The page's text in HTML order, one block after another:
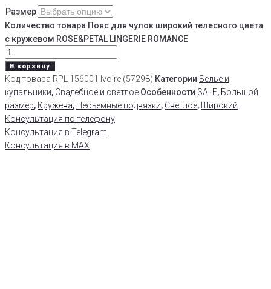
Размер
Количество товара Пояс для чулок широкий телесного цвета
с кружевом ROSE&PETAL LINGERIE ROMANCE
В корзину
Код товара RPL 156001 Ivoire (57298) Категории Белье и
купальники, Свадебное и светлое Особенности SALE, Большой
размер, Кружева, Несъемные подвязки, Светлое,
Широкий
Консультация по телефону
Консультация в Telegram
Консультация в MAX